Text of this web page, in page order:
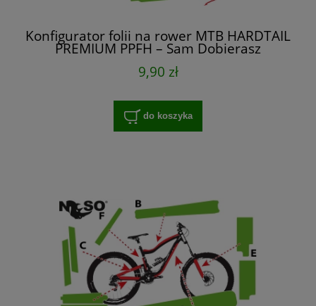
Konfigurator folii na rower MTB HARDTAIL
PREMIUM PPFH – Sam Dobierasz
9,90 zł
do koszyka